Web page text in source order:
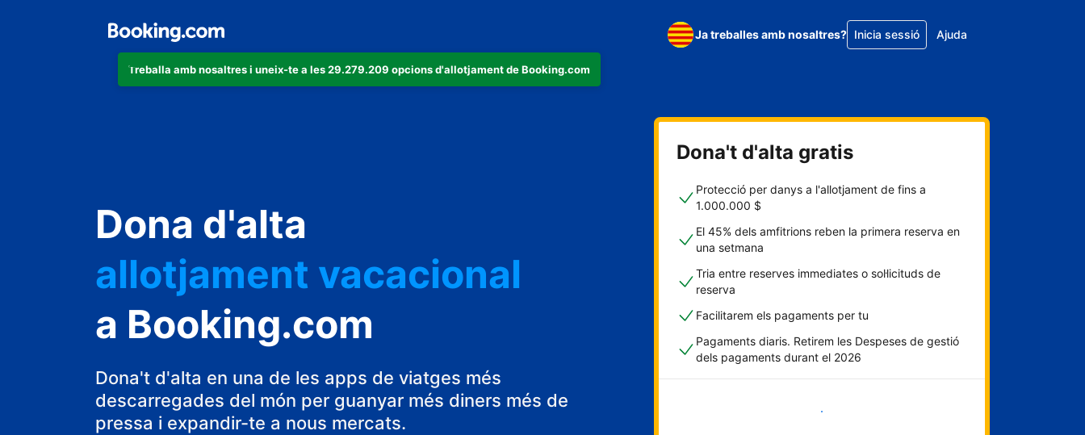
Treballa amb nosaltres i uneix-te a les 29.279.209 opcions d'allotjament de Booking.com
Ja treballes amb nosaltres? Inicia sessió Ajuda
Dona d'alta
un hotel
allotjament vacacional
un hostal
una casa rural
a Booking.com
Dona't d'alta en una de les apps de viatges més
descarregades del món per guanyar més diners més de
pressa i expandir-te a nous mercats.
Dona't d'alta gratis
Protecció per danys a l'allotjament de fins a
1.000.000 $
El 45% dels amfitrions reben la primera reserva en
una setmana
Tria entre reserves immediates o sol·licituds de
reserva
Facilitarem els pagaments per tu
Pagaments diaris. Retirem les Despeses de gestió
dels pagaments durant el 2026
Comença ara